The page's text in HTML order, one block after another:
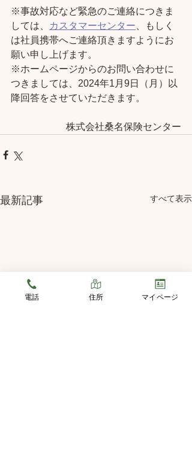
※事故対応など緊急のご連絡につきま
しては、
カスタマーセンター 、もしく
は社員携帯へご連絡頂きますようにお
願い申し上げます。
※ホームページからのお問い合わせに
つきましては、2024年1月9日（月）以
降回答をさせていただきます。
株式会社桑名保険センター
最新記事 すべて表示
電話 住所 マイページ